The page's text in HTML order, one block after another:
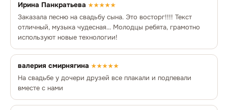
Ирина Панкратьева ★★★★★
Заказала песню на свадьбу сына. Это восторг!!!! Текст
отличный, музыка чудесная... Молодцы ребята, грамотно
используют новые технологии!
валерия смирнягина ★★★★★
На свадьбе у дочери друзей все плакали и подпевали
вместе с нами